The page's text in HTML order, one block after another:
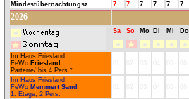
Mindestübernachtungsz. 7 7 7 7 7 7
2026
Sa So Mo Di Mi Do
Im Haus Friesland
FeWo Friesland
Parterre/ bis 4 Pers.*
Im Haus Friesland
FeWo Memmert Sand
1. Etage, 2 Pers.